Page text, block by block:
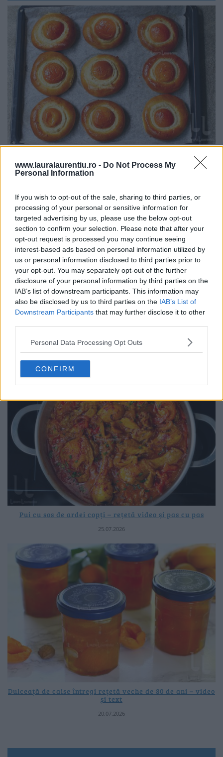
www.lauralaurentiu.ro - Do Not Process My
Personal Information
If you wish to opt-out of the sale, sharing to third parties, or
processing of your personal or sensitive information for
targeted advertising by us, please use the below opt-out
section to confirm your selection. Please note that after your
opt-out request is processed you may continue seeing
interest-based ads based on personal information utilized by
us or personal information disclosed to third parties prior to
your opt-out. You may separately opt-out of the further
disclosure of your personal information by third parties on the
IAB’s list of downstream participants. This information may
also be disclosed by us to third parties on the IAB’s List of
Downstream Participants that may further disclose it to other
Personal Data Processing Opt Outs
CONFIRM
31.07.2026
Mâncare de dovlecei cu roșii și ardei – rețetă simplă de
28.07.2026
Pui cu sos de ardei copți – rețetă video și pas cu pas
25.07.2026
Dulceață de caise întregi rețetă veche de 80 de ani – video
și text
20.07.2026